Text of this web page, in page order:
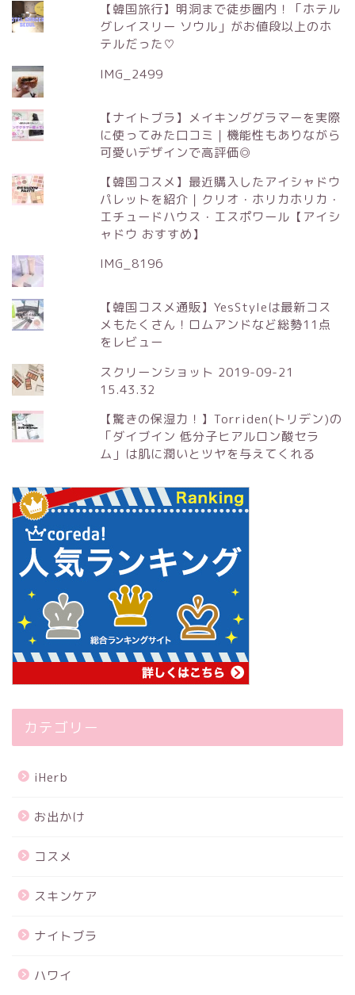
【韓国旅行】明洞まで徒歩圏内！「ホテル
グレイスリー ソウル」がお値段以上のホ
テルだった♡
IMG_2499
【ナイトブラ】メイキンググラマーを実際
に使ってみた口コミ｜機能性もありながら
可愛いデザインで高評価◎
【韓国コスメ】最近購入したアイシャドウ
パレットを紹介｜クリオ・ホリカホリカ・
エチュードハウス・エスポワール【アイシ
ャドウ おすすめ】
IMG_8196
【韓国コスメ通販】YesStyleは最新コス
メもたくさん！ロムアンドなど総勢11点
をレビュー
スクリーンショット 2019-09-21
15.43.32
【驚きの保湿力！】Torriden(トリデン)の
「ダイブイン 低分子ヒアルロン酸セラ
ム」は肌に潤いとツヤを与えてくれる
カテゴリー
iHerb
お出かけ
コスメ
スキンケア
ナイトブラ
ハワイ